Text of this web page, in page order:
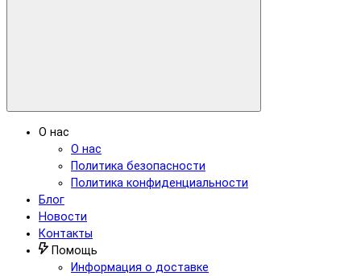
О нас
О нас
Политика безопасности
Политика конфиденциальности
Блог
Новости
Контакты
Помощь
Информация о доставке